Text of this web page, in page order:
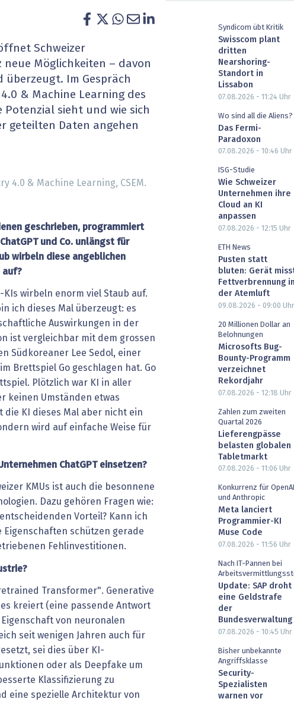
Gesundheit wird digital
DSGVO
Managed Services & Co.
Banking
IT for Health
Artificial Intelligence
Finance 2030
Fintech & Insurtech
Professional AV & Digital Signage
Schweizer
neue Möglichkeiten – davon
überzeugt. Im Gespräch
& Machine Learning des
Potenzial sieht und wie sich
geteilten Daten angehen
4.0 & Machine Learning, CSEM.
geschrieben, programmiert
und Co. unlängst für
wirbeln diese angeblichen
auf?
KIs wirbeln enorm viel Staub auf.
ich dieses Mal überzeugt: es
Auswirkungen in der
ist vergleichbar mit dem grossen
Südkoreaner Lee Sedol, einer
Brettspiel Go geschlagen hat. Go
Plötzlich war KI in aller
keinen Umständen etwas
die KI dieses Mal aber nicht ein
wird auf einfache Weise für
ChatGPT einsetzen?
KMUs ist auch die besonnene
Dazu gehören Fragen wie:
Vorteil? Kann ich
Eigenschaften schützen gerade
Fehlinvestitionen.
Transformer". Generative
kreiert (eine passende Antwort
Eigenschaft von neuronalen
seit wenigen Jahren auch für
sei dies über KI-
oder als Deepfake um
Klassifizierung zu
eine spezielle Architektur von
Syndicom übt Kritik
Swisscom plant
dritten
Nearshoring-
Standort in
Lissabon
07.08.2026 - 11:24 Uhr
Wo sind all die Aliens?
Das Fermi-
Paradoxon
07.08.2026 - 10:46 Uhr
ISG-Studie
Wie Schweizer
Unternehmen ihre
Cloud an KI
anpassen
07.08.2026 - 12:15 Uhr
ETH News
Pusten statt
bluten: Gerät
Fettverbrennung in
der Atemluft
09.08.2026 - 09:00 Uhr
20 Millionen Dollar an
Belohnungen
Microsofts Bug-
Bounty-Programm
verzeichnet
Rekordjahr
07.08.2026 - 12:18 Uhr
Zahlen zum zweiten
Quartal 2026
Lieferengpässe
belasten globalen
Tabletmarkt
07.08.2026 - 11:06 Uhr
Konkurrenz für OpenAI
und Anthropic
Meta lanciert
Programmier-KI
Muse Code
07.08.2026 - 11:56 Uhr
Nach IT-Pannen bei
Update: SAP droht
eine Geldstrafe
der
Bundesverwaltung
07.08.2026 - 10:45 Uhr
Bisher unbekannte
Angriffsklasse
Security-
Spezialisten
warnen vor